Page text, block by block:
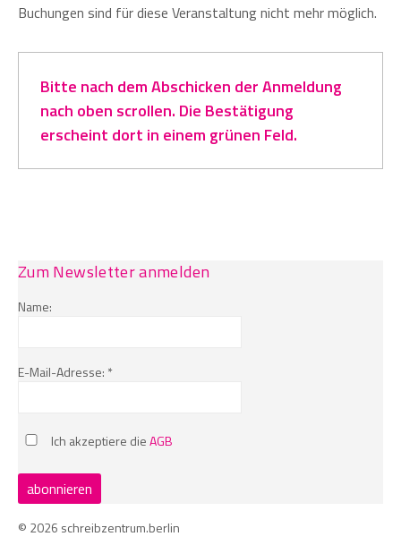
Buchungen sind für diese Veranstaltung nicht mehr möglich.
Bitte nach dem Abschicken der Anmeldung
nach oben scrollen. Die Bestätigung
erscheint dort in einem grünen Feld.
Zum Newsletter anmelden
Name:
E-Mail-Adresse: *
Ich akzeptiere dieAGB
© 2026 schreibzentrum.berlin